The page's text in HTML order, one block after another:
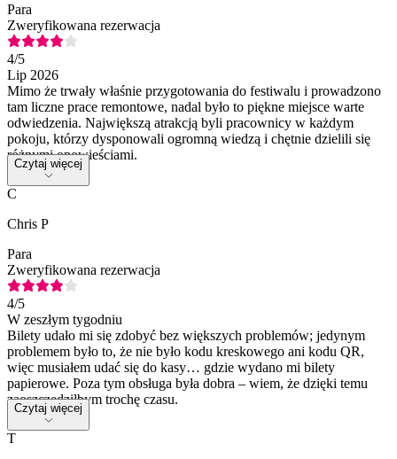
Para
Zweryfikowana rezerwacja
4/5
Lip 2026
Mimo że trwały właśnie przygotowania do festiwalu i prowadzono
tam liczne prace remontowe, nadal było to piękne miejsce warte
odwiedzenia. Największą atrakcją byli pracownicy w każdym
pokoju, którzy dysponowali ogromną wiedzą i chętnie dzielili się
różnymi opowieściami.
Czytaj więcej
C
Chris P
Para
Zweryfikowana rezerwacja
4/5
W zeszłym tygodniu
Bilety udało mi się zdobyć bez większych problemów; jedynym
problemem było to, że nie było kodu kreskowego ani kodu QR,
więc musiałem udać się do kasy… gdzie wydano mi bilety
papierowe. Poza tym obsługa była dobra – wiem, że dzięki temu
zaoszczędziłbym trochę czasu.
Czytaj więcej
T